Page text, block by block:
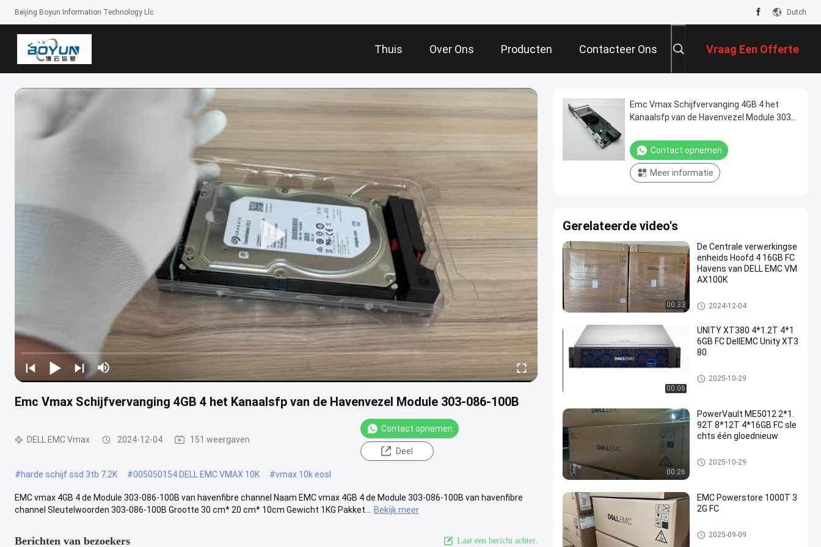
Beijing Boyun Information Technology Llc Dutch
Thuis Over Ons Producten Contacteer Ons Vraag Een Offerte
Emc Vmax Schijfvervanging 4GB 4 het Kanaalsfp van de Havenvezel Module 303-086-100B
DELL EMC Vmax 2024-12-04 151 weergaven
Contact opnemen
Deel
#harde schijf ssd 3tb 7.2K #005050154 DELL EMC VMAX 10K #vmax 10k eosl
EMC vmax 4GB 4 de Module 303-086-100B van havenfibre channel Naam EMC vmax 4GB 4 de Module 303-086-100B van havenfibre
channel Sleutelwoorden 303-086-100B Grootte 30 cm* 20 cm* 10cm Gewicht 1KG Pakket...
Bekijk meer
Berichten van bezoekers Laat een bericht achter.
Emc Vmax Schijfvervanging 4GB 4 het
Kanaalsfp van de Havenvezel Module 303-
Contact opnemen
Meer informatie
Gerelateerde video's
00:33
De Centrale verwerkingse
enheids Hoofd 4 16GB FC
Havens van DELL EMC VM
AX100K
DELL EMC Vmax
2024-12-04
00:06
UNITY XT380 4*1.2T 4*1
6GB FC DellEMC Unity XT3
80
De Eenheidsopslag van DELL
EMC
2025-10-29
00:26
PowerVault ME5012 2*1.
92T 8*12T 4*16GB FC sle
chts één gloednieuw
De Eenheidsopslag van DELL
EMC
2025-10-29
EMC Powerstore 1000T 3
2G FC
De Eenheidsopslag van DELL
EMC
2025-09-09